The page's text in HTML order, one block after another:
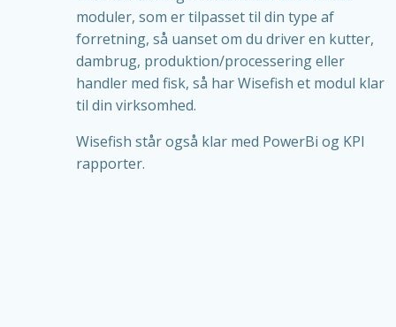
moduler, som er tilpasset til din type af
forretning, så uanset om du driver en kutter,
dambrug, produktion/processering eller
handler med fisk, så har Wisefish et modul klar
til din virksomhed.
Wisefish står også klar med PowerBi og KPI
rapporter.